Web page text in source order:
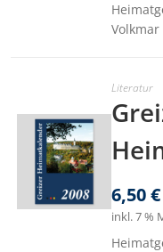
Literatur
6,50€
inkl. 7 %